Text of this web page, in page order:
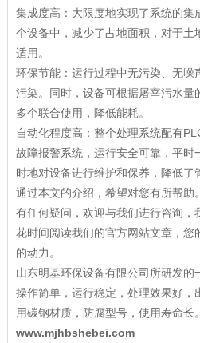
集成度高：大限度地实现了系统的集
个设备中，减少了占地面积，对于土
适用。
环保节能：运行过程中无污染、无噪
污染。同时，设备可根据屠宰污水量
多个联合使用，降低能耗。
自动化程度高：整个处理系统配有
故障报警系统，运行安全可靠，平时
时地对设备进行维护和保养，降低了
通过本文的介绍，希望对您有所帮助
有任何疑问，欢迎与我们进行咨询，
花时间阅读我们的官方网站文章，您
的动力。
山东明基环保设备有限公司所研发
操作简单，运行稳定，处理效果好，
用碳钢材质，防腐型号，使用寿命长。
www.mjhbshebei.com